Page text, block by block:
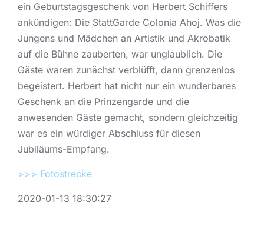
ein Geburtstagsgeschenk von Herbert Schiffers
ankündigen: Die StattGarde Colonia Ahoj. Was die
Jungens und Mädchen an Artistik und Akrobatik
auf die Bühne zauberten, war unglaublich. Die
Gäste waren zunächst verblüfft, dann grenzenlos
begeistert. Herbert hat nicht nur ein wunderbares
Geschenk an die Prinzengarde und die
anwesenden Gäste gemacht, sondern gleichzeitig
war es ein würdiger Abschluss für diesen
Jubiläums-Empfang.
>>> Fotostrecke
2020-01-13 18:30:27